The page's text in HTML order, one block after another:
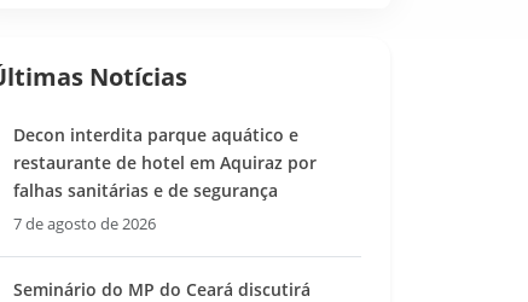
Notícias
Decon interdita parque aquático e
restaurante de hotel em Aquiraz por
falhas sanitárias e de segurança
7 de agosto de 2026
Seminário do MP do Ceará discutirá